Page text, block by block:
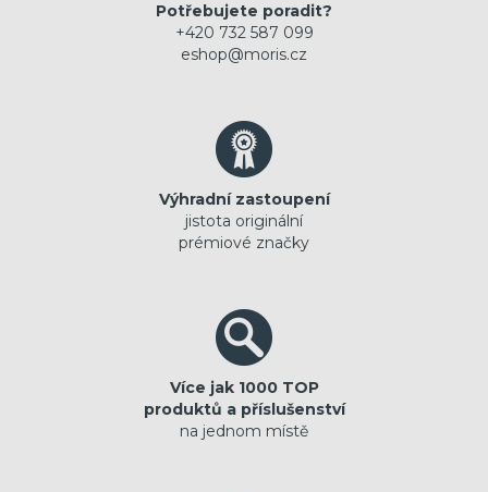
Potřebujete poradit?
+420 732 587 099
eshop@moris.cz
Výhradní zastoupení
jistota originální
prémiové značky
Více jak 1000 TOP
produktů a příslušenství
na jednom místě